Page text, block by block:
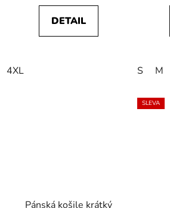
DETAIL
4XL S M
Pánská košile krátký
SLEVA